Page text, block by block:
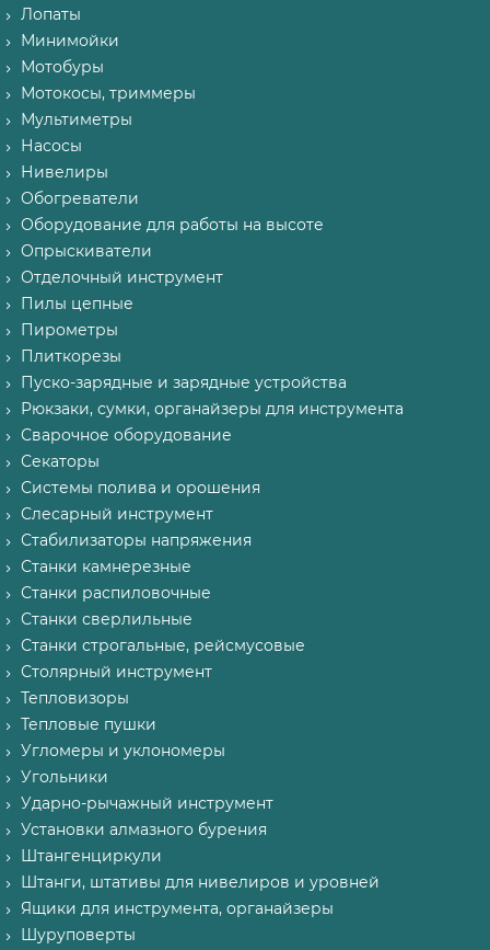
Лопаты
Минимойки
Мотобуры
Мотокосы, триммеры
Мультиметры
Насосы
Нивелиры
Обогреватели
Оборудование для работы на высоте
Опрыскиватели
Отделочный инструмент
Пилы цепные
Пирометры
Плиткорезы
Пуско-зарядные и зарядные устройства
Рюкзаки, сумки, органайзеры для инструмента
Сварочное оборудование
Секаторы
Системы полива и орошения
Слесарный инструмент
Стабилизаторы напряжения
Станки камнерезные
Станки распиловочные
Станки сверлильные
Станки строгальные, рейсмусовые
Столярный инструмент
Тепловизоры
Тепловые пушки
Угломеры и уклономеры
Угольники
Ударно-рычажный инструмент
Установки алмазного бурения
Штангенциркули
Штанги, штативы для нивелиров и уровней
Ящики для инструмента, органайзеры
Шуруповерты